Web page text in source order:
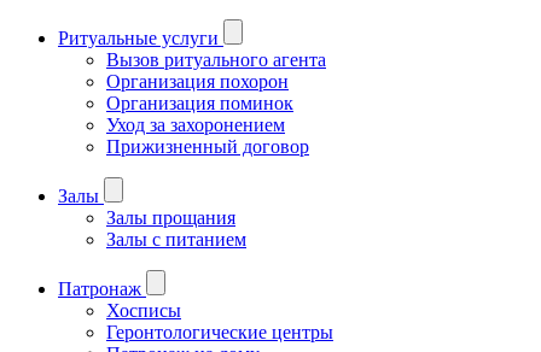
Ритуальные услуги
Вызов ритуального агента
Организация похорон
Организация поминок
Уход за захоронением
Прижизненный договор
Залы
Залы прощания
Залы с питанием
Патронаж
Хосписы
Геронтологические центры